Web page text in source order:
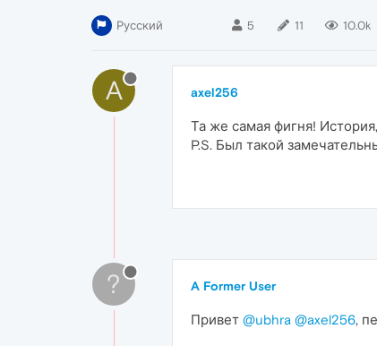
Русский 5 11 10.0k
A axel256
Та же самая фигня!
P.S. Был такой
? A Former User
Привет @ubhra @axel256,